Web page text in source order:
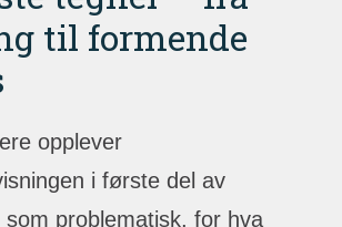
til formende
opplever
i første del av
som problematisk, for hva